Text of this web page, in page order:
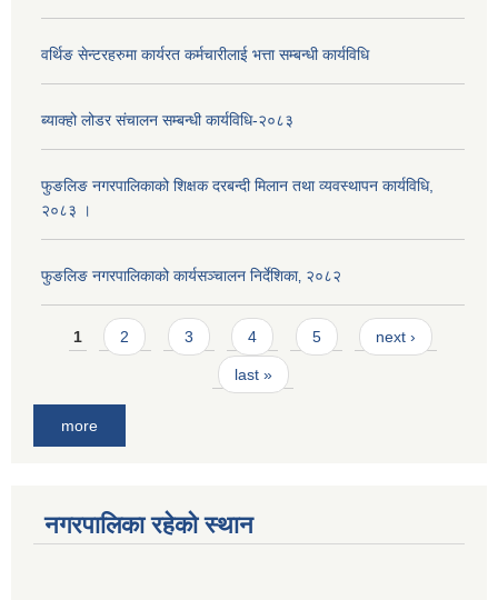
वर्थिङ सेन्टरहरुमा कार्यरत कर्मचारीलाई भत्ता सम्बन्धी कार्यविधि
ब्याक्हो लोडर संचालन सम्बन्धी कार्यविधि-२०८३
फुङलिङ नगरपालिकाको शिक्षक दरबन्दी मिलान तथा व्यवस्थापन कार्यविधि,
२०८३ ।
फुङलिङ नगरपालिकाको कार्यसञ्चालन निर्देशिका‚ २०८२
Pages
1 2 3 4 5 next ›
last »
more
नगरपालिका रहेको स्थान